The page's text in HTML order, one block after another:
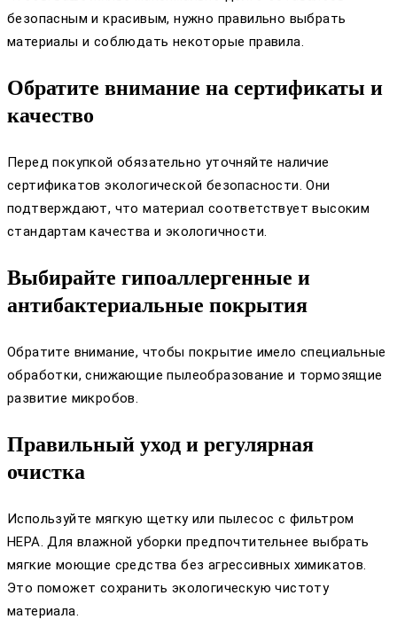
безопасным и красивым, нужно правильно выбрать
материалы и соблюдать некоторые правила.
Обратите внимание на сертификаты и
качество
Перед покупкой обязательно уточняйте наличие
сертификатов экологической безопасности. Они
подтверждают, что материал соответствует высоким
стандартам качества и экологичности.
Выбирайте гипоаллергенные и
антибактериальные покрытия
Обратите внимание, чтобы покрытие имело специальные
обработки, снижающие пылеобразование и тормозящие
развитие микробов.
Правильный уход и регулярная
очистка
Используйте мягкую щетку или пылесос с фильтром
HEPA. Для влажной уборки предпочтительнее выбрать
мягкие моющие средства без агрессивных химикатов.
Это поможет сохранить экологическую чистоту
материала.